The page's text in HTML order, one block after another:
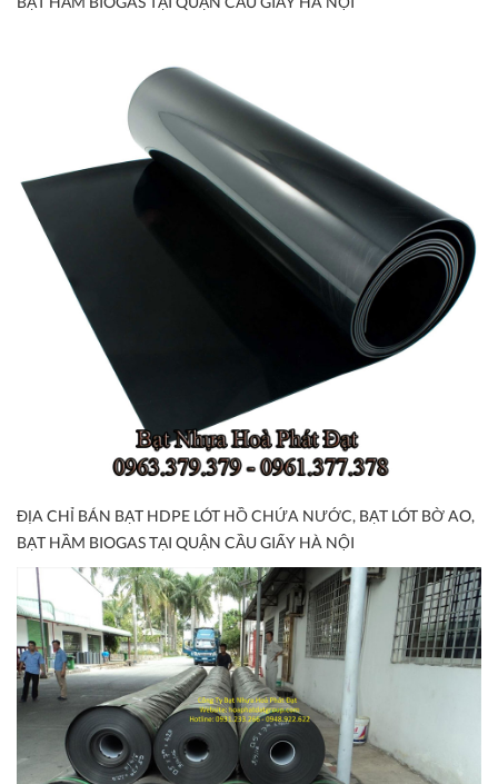
ĐỊA CHỈ BÁN BẠT HDPE LÓT HỒ CHỨA NƯỚC, BẠT LÓT BỜ AO,
BẠT HẦM BIOGAS TẠI QUẬN CẦU GIẤY HÀ NỘI